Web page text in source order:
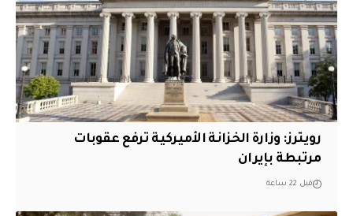
‏رويترز: وزارة الخزانة الأميركية ترفع عقوبات
مرتبطة بإيران
قبل 22 ساعة